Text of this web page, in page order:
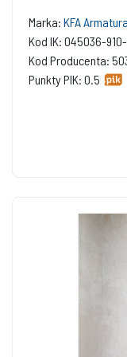
Marka: KFA Armatura
Kod IK: 045036-910-
Kod Producenta:
Punkty PIK: 0.5